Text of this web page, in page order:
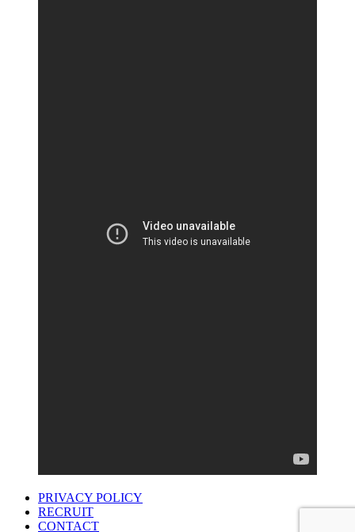
PRIVACY POLICY
RECRUIT
CONTACT